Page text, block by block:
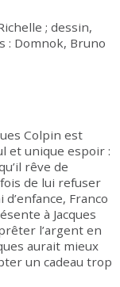
; dessin,
: Domnok, Bruno
Colpin est
et unique espoir :
rêve de
de lui refuser
d’enfance, Franco
à Jacques
l’argent en
aurait mieux
un cadeau trop